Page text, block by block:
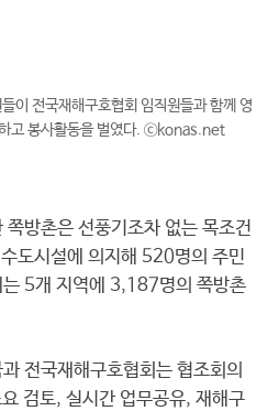
이 전국재해구호협회 임직원들과 함께 영
고 봉사활동을 벌였다. ⓒkonas.net
방촌은 선풍기조차 없는 목조건
도시설에 의지해 520명의 주민
5개 지역에 3,187명의 쪽방촌
전국재해구호협회는 협조회의
검토, 실시간 업무공유, 재해구